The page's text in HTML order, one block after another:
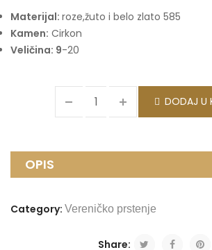
Materijal: roze,žuto i belo zlato 585
Kamen: Cirkon
Veličina: 9-20
DODAJ U
OPIS
Category: Vereničko prstenje
Share: